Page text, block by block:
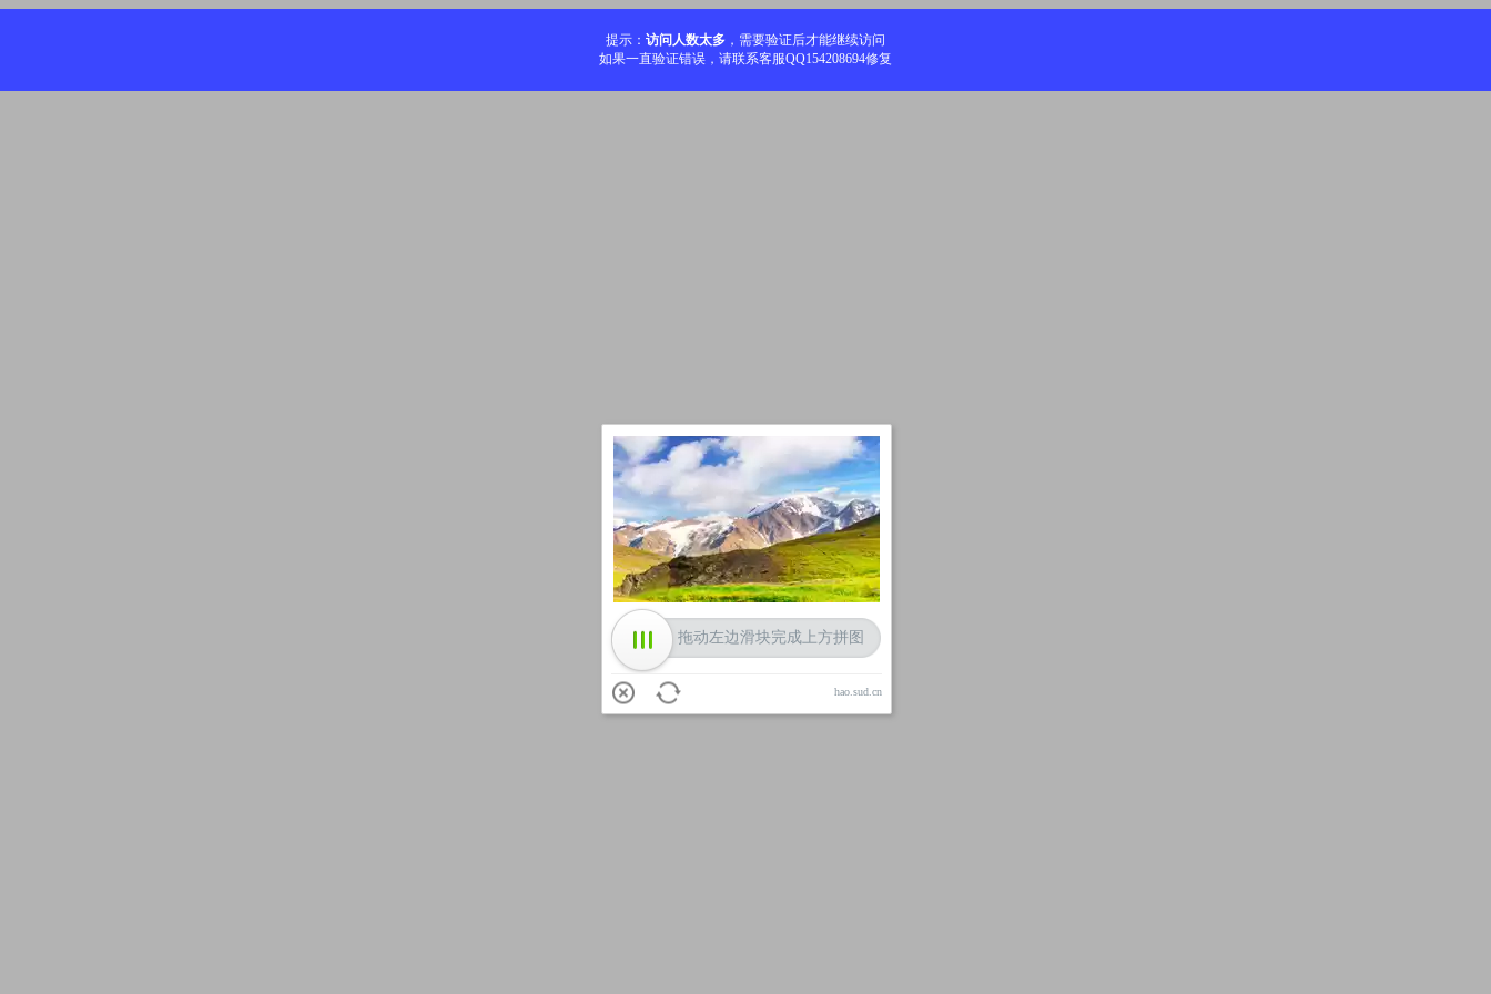
提示： 访问人数太多 ，需要验证后才能继续访问
如果一直验证错误，请联系客服QQ154208694修复
加载中
拖动左边滑块完成上方拼图
hao.sud.cn